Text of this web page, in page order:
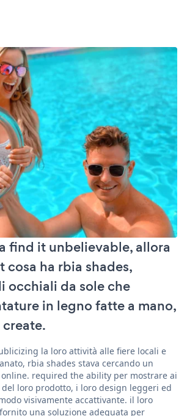
find it unbelievable, allora
cosa ha rbia shades,
occhiali da sole che
in legno fatte a mano,
la loro attività alle fiere locali e
rbia shades stava cercando un
required the ability per mostrare ai
loro prodotto, i loro design leggeri ed
visivamente accattivante. il loro
una soluzione adeguata per